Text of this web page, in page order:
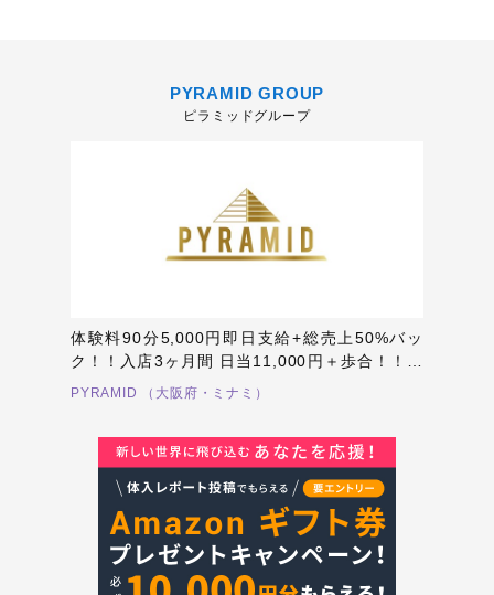
PYRAMID GROUP
ピラミッドグループ
体験料90分5,000円即日支給+総売上50%バッ
ク！！入店3ヶ月間 日当11,000円＋歩合！！総
売上のバックMAX60%！！完全週休2日制、毎
PYRAMID （大阪府・ミナミ）